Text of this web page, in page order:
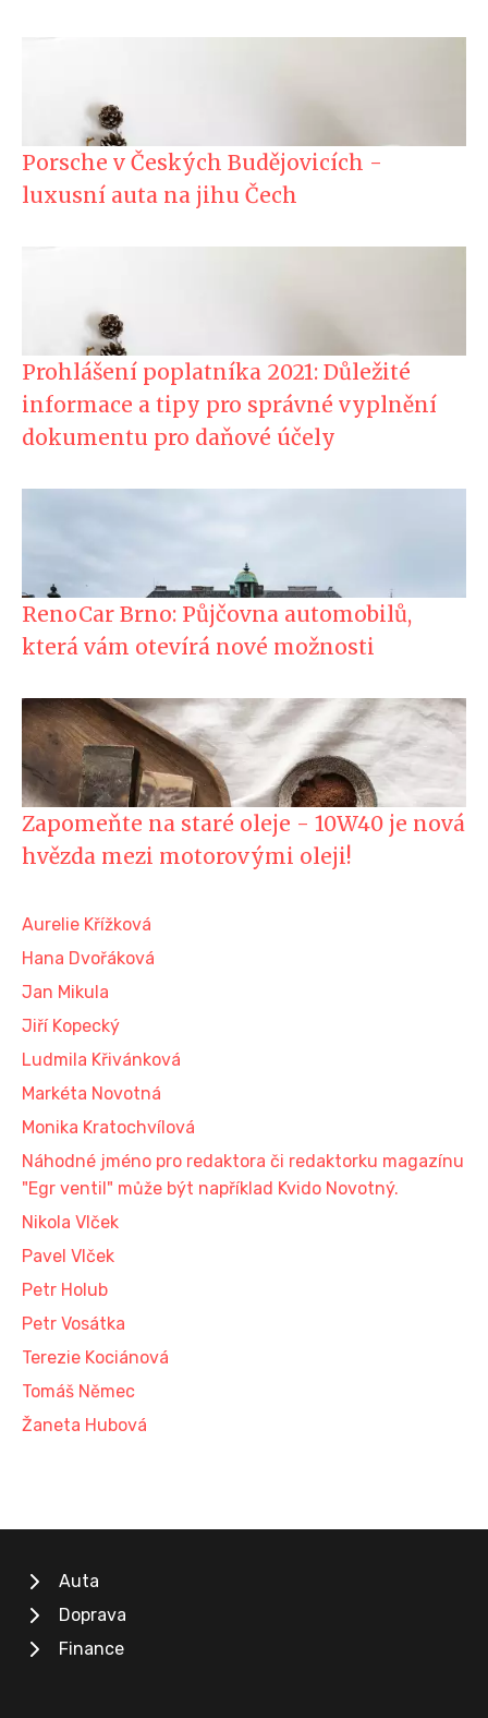
Porsche v Českých Budějovicích -
luxusní auta na jihu Čech
Prohlášení poplatníka 2021: Důležité
informace a tipy pro správné vyplnění
dokumentu pro daňové účely
RenoCar Brno: Půjčovna automobilů,
která vám otevírá nové možnosti
Zapomeňte na staré oleje - 10W40 je nová
hvězda mezi motorovými oleji!
Aurelie Křížková
Hana Dvořáková
Jan Mikula
Jiří Kopecký
Ludmila Křivánková
Markéta Novotná
Monika Kratochvílová
Náhodné jméno pro redaktora či redaktorku magazínu
"Egr ventil" může být například Kvido Novotný.
Nikola Vlček
Pavel Vlček
Petr Holub
Petr Vosátka
Terezie Kociánová
Tomáš Němec
Žaneta Hubová
Auta
Doprava
Finance